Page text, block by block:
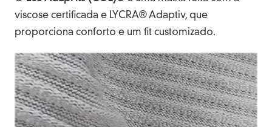
viscose certificada e LYCRA® Adaptiv, que
proporciona conforto e um fit customizado.